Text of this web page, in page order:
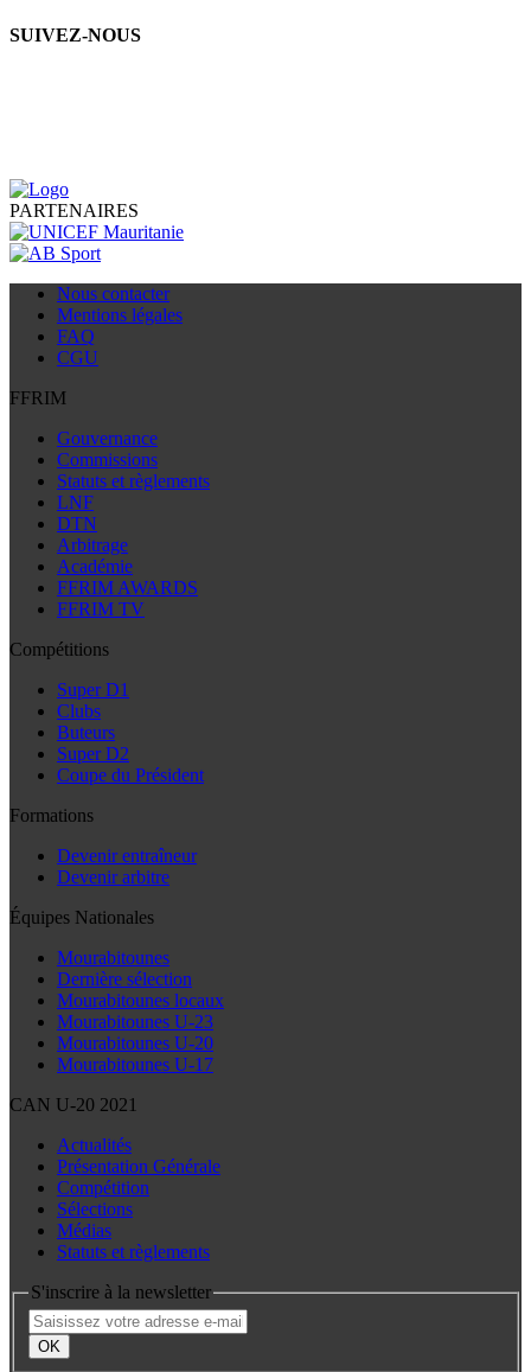
SUIVEZ-NOUS
PARTENAIRES
Nous contacter
Mentions légales
FAQ
CGU
FFRIM
Gouvernance
Commissions
Statuts et règlements
LNF
DTN
Arbitrage
Académie
FFRIM AWARDS
FFRIM TV
Compétitions
Super D1
Clubs
Buteurs
Super D2
Coupe du Président
Formations
Devenir entraîneur
Devenir arbitre
Équipes Nationales
Mourabitounes
Dernière sélection
Mourabitounes locaux
Mourabitounes U-23
Mourabitounes U-20
Mourabitounes U-17
CAN U-20 2021
Actualités
Présentation Générale
Compétition
Sélections
Médias
Statuts et règlements
S'inscrire à la newsletter